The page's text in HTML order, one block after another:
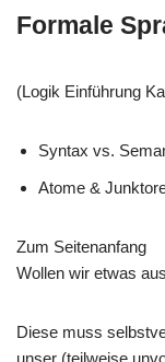
Formale
(Logik Einführung
Syntax vs.
Atome &
Zum Seitenanfang
Wollen wir etwas
Diese muss